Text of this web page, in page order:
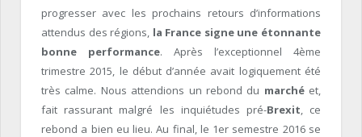
progresser avec les prochains retours d’informations
attendus des régions, la France signe une étonnante
bonne performance. Après l’exceptionnel 4ème
trimestre 2015, le début d’année avait logiquement été
très calme. Nous attendions un rebond du marchéet,
fait rassurant malgré les inquiétudes pré-Brexit, ce
rebond a bien eu lieu. Au final, le 1er semestre 2016 se